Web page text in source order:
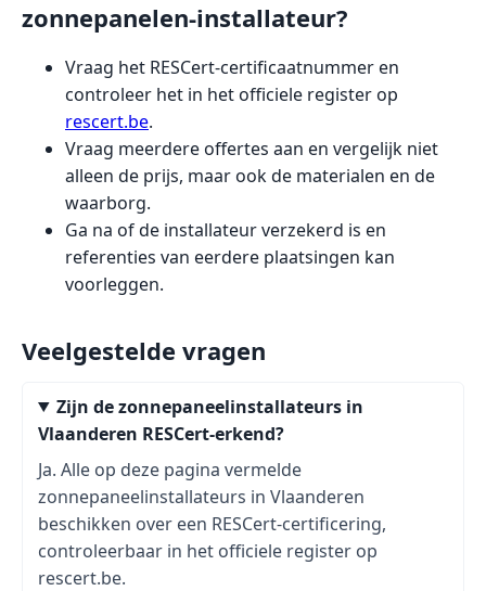
zonnepanelen-installateur?
Vraag het RESCert-certificaatnummer en
controleer het in het officiele register op
rescert.be.
Vraag meerdere offertes aan en vergelijk niet
alleen de prijs, maar ook de materialen en de
waarborg.
Ga na of de installateur verzekerd is en
referenties van eerdere plaatsingen kan
voorleggen.
Veelgestelde vragen
Zijn de zonnepaneelinstallateurs in
Vlaanderen RESCert-erkend?
Ja. Alle op deze pagina vermelde
zonnepaneelinstallateurs in Vlaanderen
beschikken over een RESCert-certificering,
controleerbaar in het officiele register op
rescert.be.